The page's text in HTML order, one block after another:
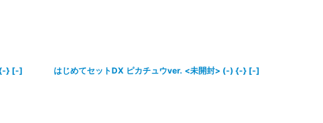
{-} [-] はじめてセットDX ピカチュウver. <未開封> (-) {-} [-]